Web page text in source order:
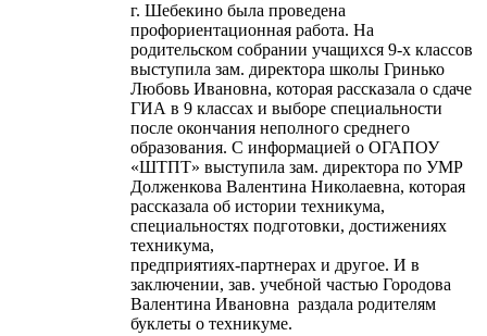
г. Шебекино была проведена
профориентационная работа. На
родительском собрании учащихся 9-х классов
выступила зам. директора школы Гринько
Любовь Ивановна, которая рассказала о сдаче
ГИА в 9 классах и выборе специальности
после окончания неполного среднего
образования. С информацией о ОГАПОУ
«ШТПТ» выступила зам. директора по УМР
Долженкова Валентина Николаевна, которая
рассказала об истории техникума,
специальностях подготовки, достижениях
техникума,
предприятиях-партнерах и другое. И в
заключении, зав. учебной частью Городова
Валентина Ивановна раздала родителям
буклеты о техникуме.